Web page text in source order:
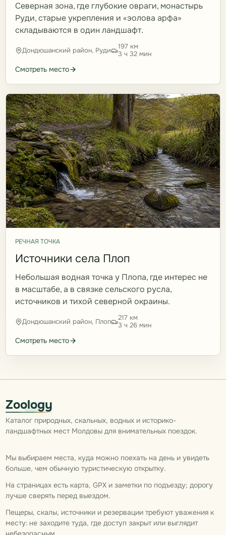
Северная зона, где глубокие овраги, монастырь
Руди, старые укрепления и «эолова арфа»
складываются в один ландшафт.
Дондюшанский район, Руди
197 км
3 ч 32 мин
Смотреть место
РЕЧНАЯ ТОЧКА
Источники села Плоп
Небольшая водная точка у Плопа, где интерес не
в масштабе, а в связке сельского русла,
источников и тихой северной окраины.
Дондюшанский район, Плоп
217 км
3 ч 26 мин
Смотреть место
Zoology
Каталог природных, скальных, водных и историко-
ландшафтных мест Молдовы для внимательных поездок.
Мы выбираем места, куда можно поехать на день и увидеть
больше, чем обычную туристическую открытку.
На страницах есть карта, GPX и заметки по подъезду; дорогу
лучше сверять перед выездом.
Пещеры, скалы, источники и резервации требуют уважения к
месту: не заходите туда, где доступ закрыт или выглядит